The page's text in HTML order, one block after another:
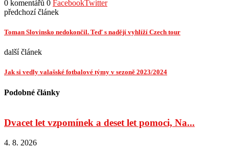
0 komentářů 0 FacebookTwitter
předchozí článek
Toman Slovinsko nedokončil. Teď s nadějí vyhlíží Czech tour
další článek
Jak si vedly valašské fotbalové týmy v sezoně 2023/2024
Podobné články
Dvacet let vzpomínek a deset let pomoci, Na...
4. 8. 2026